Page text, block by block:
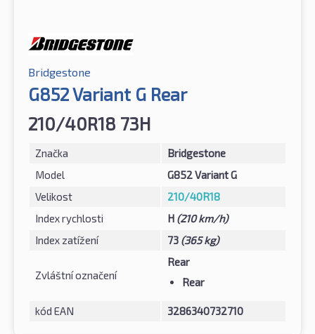
Bridgestone
G852 Variant G Rear
210/40R18 73H
Značka
Bridgestone
Model
G852 Variant G
Velikost
210/40R18
Index rychlosti
H (210 km/h)
Index zatížení
73 (365 kg)
Zvláštní označení
Rear
Rear
kód EAN 3286340732710